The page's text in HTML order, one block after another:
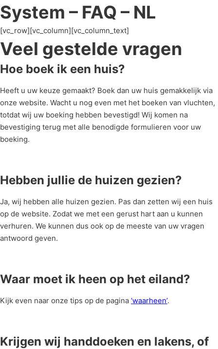
System – FAQ – NL
[vc_row][vc_column][vc_column_text]
Veel gestelde vragen
Hoe boek ik een huis?
Heeft u uw keuze gemaakt? Boek dan uw huis gemakkelijk via
onze website. Wacht u nog even met het boeken van vluchten,
totdat wij uw boeking hebben bevestigd! Wij komen na
bevestiging terug met alle benodigde formulieren voor uw
boeking.
Hebben jullie de huizen gezien?
Ja, wij hebben alle huizen gezien. Pas dan zetten wij een huis
op de website. Zodat we met een gerust hart aan u kunnen
verhuren. We kunnen dus ook op de meeste van uw vragen
antwoord geven.
Waar moet ik heen op het eiland?
Kijk even naar onze tips op de pagina ‘waarheen’.
Krijgen wij handdoeken en lakens, of